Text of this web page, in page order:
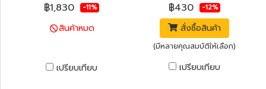
฿1,830 -11%
สินค้าหมด
เปรียบเทียบ
฿430 -12%
สั่งซื้อสินค้า
(มีหลายคุณสมบัติให้เลือก)
เปรียบเทียบ